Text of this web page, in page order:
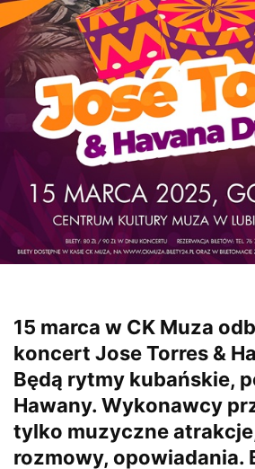
15 marca w CK Muza
koncert Jose Torres &
Będą rytmy kubańskie,
Hawany. Wykonawcy
tylko muzyczne
rozmowy, opowiadania.